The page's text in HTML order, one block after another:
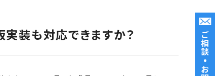
装も対応できますか？ ご相談
・